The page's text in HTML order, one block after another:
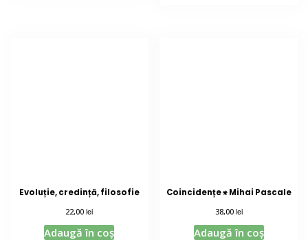
Evoluție, credință, filosofie
22,00lei
Adaugă în coș
Coincidențe ⁕ Mihai Pascale
38,00 lei
Adaugă în coș